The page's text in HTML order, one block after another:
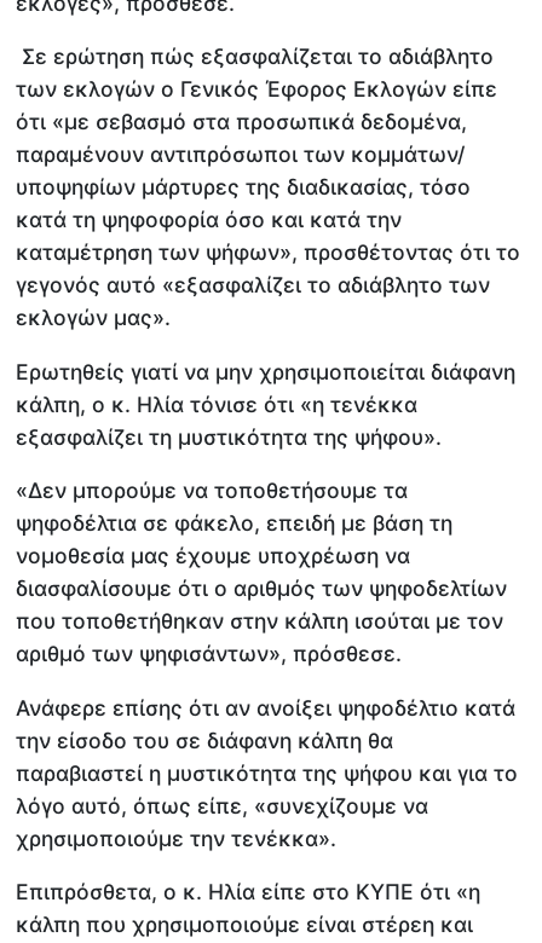
Σε ερώτηση πώς εξασφαλίζεται το αδιάβλητο
των εκλογών ο Γενικός Έφορος Εκλογών είπε
ότι «με σεβασμό στα προσωπικά δεδομένα,
παραμένουν αντιπρόσωποι των κομμάτων/
υποψηφίων μάρτυρες της διαδικασίας, τόσο
κατά τη ψηφοφορία όσο και κατά την
καταμέτρηση των ψήφων», προσθέτοντας ότι το
γεγονός αυτό «εξασφαλίζει το αδιάβλητο των
εκλογών μας».
Ερωτηθείς γιατί να μην χρησιμοποιείται διάφανη
κάλπη, ο κ. Ηλία τόνισε ότι «η τενέκκα
εξασφαλίζει τη μυστικότητα της ψήφου».
«Δεν μπορούμε να τοποθετήσουμε τα
ψηφοδέλτια σε φάκελο, επειδή με βάση τη
νομοθεσία μας έχουμε υποχρέωση να
διασφαλίσουμε ότι ο αριθμός των ψηφοδελτίων
που τοποθετήθηκαν στην κάλπη ισούται με τον
αριθμό των ψηφισάντων», πρόσθεσε.
Ανάφερε επίσης ότι αν ανοίξει ψηφοδέλτιο κατά
την είσοδο του σε διάφανη κάλπη θα
παραβιαστεί η μυστικότητα της ψήφου και για το
λόγο αυτό, όπως είπε, «συνεχίζουμε να
χρησιμοποιούμε την τενέκκα».
Επιπρόσθετα, ο κ. Ηλία είπε στο ΚΥΠΕ ότι «η
κάλπη που χρησιμοποιούμε είναι στέρεη και